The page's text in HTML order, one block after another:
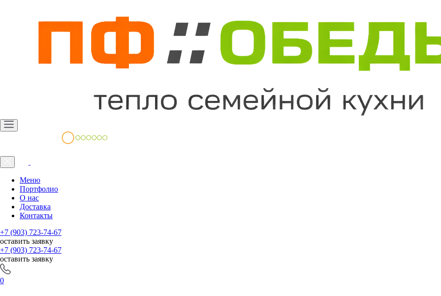
Меню
Портфолио
О нас
Доставка
Контакты
+7 (903) 723-74-67
оставить заявку
+7 (903) 723-74-67
оставить заявку
0